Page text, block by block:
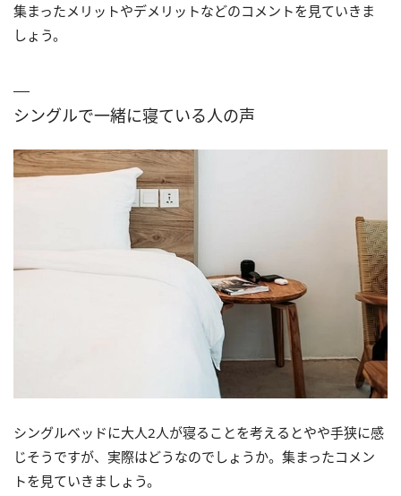
集まったメリットやデメリットなどのコメントを見ていきま
しょう。
シングルで一緒に寝ている人の声
シングルベッドに大人2人が寝ることを考えるとやや手狭に感
じそうですが、実際はどうなのでしょうか。集まったコメン
トを見ていきましょう。